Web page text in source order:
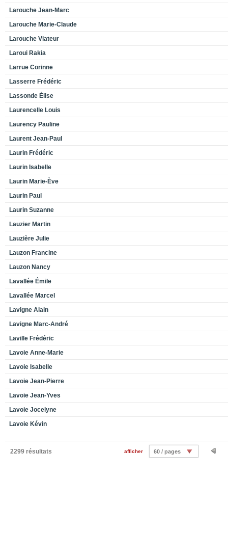
Larouche Jean-Marc
Larouche Marie-Claude
Larouche Viateur
Laroui Rakia
Larrue Corinne
Lasserre Frédéric
Lassonde Élise
Laurencelle Louis
Laurency Pauline
Laurent Jean-Paul
Laurin Frédéric
Laurin Isabelle
Laurin Marie-Ève
Laurin Paul
Laurin Suzanne
Lauzier Martin
Lauzière Julie
Lauzon Francine
Lauzon Nancy
Lavallée Émile
Lavallée Marcel
Lavigne Alain
Lavigne Marc-André
Laville Frédéric
Lavoie Anne-Marie
Lavoie Isabelle
Lavoie Jean-Pierre
Lavoie Jean-Yves
Lavoie Jocelyne
Lavoie Kévin
2299 résultats afficher 60 / pages